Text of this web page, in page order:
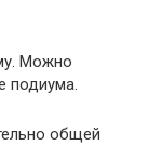
Можно
подиума.
общей